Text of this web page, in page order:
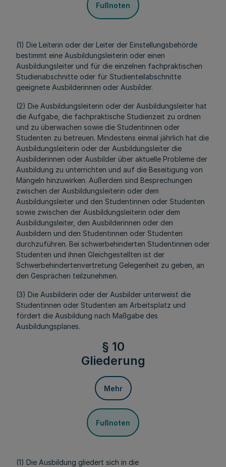
Fußnoten
(1) Die Leiterin oder der Leiter der Einstellungsbehörde
bestimmt eine Ausbildungsleiterin oder einen
Ausbildungsleiter und für die einzelnen fachpraktischen
Studienabschnitte oder für Studienteilabschnitte
geeignete Ausbilderinnen oder Ausbilder.
(2) Die Ausbildungsleiterin oder der Ausbildungsleiter hat
die Aufgabe, die fachpraktische Studienzeit zu ordnen
und zu überwachen sowie die Studentinnen oder
Studenten zu betreuen. Mindestens einmal jährlich hat die
Ausbildungsleiterin oder der Ausbildungsleiter die
Ausbilderinnen oder Ausbilder über aktuelle Probleme der
Ausbildung zu unterrichten und auf die Beseitigung von
Mängeln hinzuwirken. Außerdem sind Besprechungen
zwischen der Ausbildungsleiterin oder dem
Ausbildungsleiter und den Studentinnen oder Studenten
sowie zwischen der Ausbildungsleiterin oder dem
Ausbildungsleiter, den Ausbilderinnen oder den
Ausbildern und den Studentinnen oder Studenten
durchzuführen. Bei schwerbehinderten Studentinnen oder
Studenten und ihnen Gleichgestellten ist der
Schwerbehindertenvertretung Gelegenheit zu geben, an
den Gesprächen teilzunehmen.
(3) Die Ausbilderin oder der Ausbilder unterweist die
Studentinnen oder Studenten am Arbeitsplatz und
fördert die Ausbildung nach Maßgabe des
Ausbildungsplanes.
§ 10
Gliederung
Mehr
Fußnoten
(1) Die Ausbildung gliedert sich in die